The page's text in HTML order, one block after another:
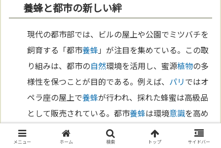
養蜂と都市の新しい絆
現代の都市部では、ビルの屋上や公園でミツバチを
飼育する「都市養蜂 」が注目を集めている。この取
り組みは、都市の自然環境を活用し、蜜源植物の多
様性を保つことが目的である。例えば、 パリではオ
ペラ座の屋上で養蜂が行われ、採れた蜂蜜は高級品
として販売されている。都市養蜂は環境意識を高め
るだけでなく、都市住民に
とのつながりを提供
し、地元のエコシステムを守る新しい方法として期
メニュー ホーム 検索 トップ サイドバー